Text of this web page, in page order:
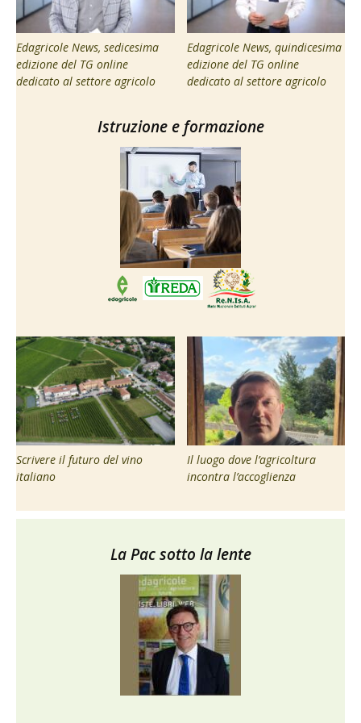
Edagricole News, sedicesima
edizione del TG online
dedicato al settore agricolo
Edagricole News, quindicesima
edizione del TG online
dedicato al settore agricolo
Istruzione e formazione
Scrivere il futuro del vino
italiano
Il luogo dove l’agricoltura
incontra l’accoglienza
La Pac sotto la lente